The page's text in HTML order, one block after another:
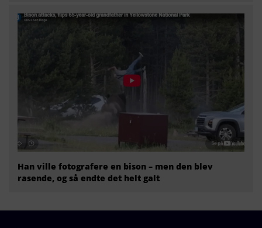
Han ville fotografere en bison – men den blev
rasende, og så endte det helt galt